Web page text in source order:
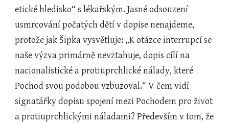
etické hledisko“ s lékařským. Jasné odsouzení
usmrcování počatých dětí v dopise nenajdeme,
protože jak Šipka vysvětluje: „K otázce interrupcí se
naše výzva primárně nevztahuje, dopis cílí na
nacionalistické a protiuprchlické nálady, které
Pochod svou podobou vzbuzoval.“ V čem vidí
signatářky dopisu spojení mezi Pochodem pro život
a protiuprchlickými náladami? Především v tom, že